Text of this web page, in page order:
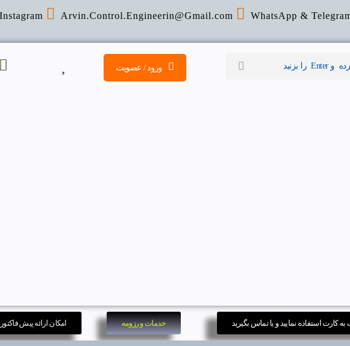
WhatsApp &
Arvin.Control.Engineerin@Gmail.com
Instagram
ورود / عضویت
استفاده نمایید و یا تماس بگیرید خدمات و رزومه امکان ارائه پیش